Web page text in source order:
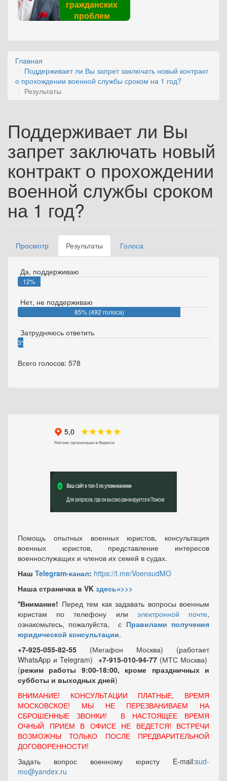
гражданских
проблем
Главная
Поддерживает ли Вы запрет заключать новый контракт
о прохождении военной службы сроком на 1 год?
Результаты
Поддерживает ли Вы
запрет заключать новый
контракт о прохождении
военной службы сроком
на 1 год?
Главные вкладки
Просмотр Результаты (активная
вкладка)
Голоса
Да, поддерживаю
12%
голосов)
Нет, не поддерживаю
85% (492 голоса)
Затрудняюсь ответить
3%
голосов)
Всего голосов: 578
Помощь опытных военных юристов, консультация
военных юристов, представление интересов
военнослужащих и членов их семей в судах.
Наш Telegram-канал: https://t.me/VoensudMO
Наша страничка в VK здесь=>>>
*Внимание! Перед тем как задавать вопросы военным
юристам по телефону или электронной почте,
ознакомьтесь, пожалуйста, с Правилами получения
юридической консультации.
+7-925-055-82-55 (Мегафон Москва) (работает
WhatsApp и Telegram) +7-915-010-94-77 (МТС Москва)
(режим работы 9:00-18:00, кроме праздничных и
субботы и выходных дней)
ВНИМАНИЕ! КОНСУЛЬТАЦИИ ПЛАТНЫЕ, ВРЕМЯ
МОСКОВСКОЕ! МЫ НЕ ПЕРЕЗВАНИВАЕМ НА
СБРОШЕННЫЕ ЗВОНКИ! В НАСТОЯЩЕЕ ВРЕМЯ
ОЧНЫЙ ПРИЕМ В ОФИСЕ НЕ ВЕДЕТСЯ! ВСТРЕЧИ
ВОЗМОЖНЫ ТОЛЬКО ПОСЛЕ ПРЕДВАРИТЕЛЬНОЙ
ДОГОВОРЕННОСТИ!
Задать вопрос военному юристу E-mail:sud-
mo@yandex.ru